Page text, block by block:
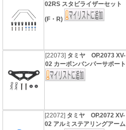
02RS スタビライザーセット
(F・R)
[22073] タミヤ OP.2073 XV-
02 カーボンバンパーサポート
[22072] タミヤ OP.2072 XV-
02 アルミステアリングアーム